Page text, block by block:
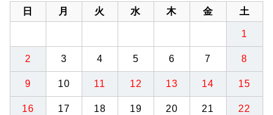
日 月 火 水 木 金 土
1
2 3 4 5 6 7 8
9 10 11 12 13 14 15
16 17 18 19 20 21 22